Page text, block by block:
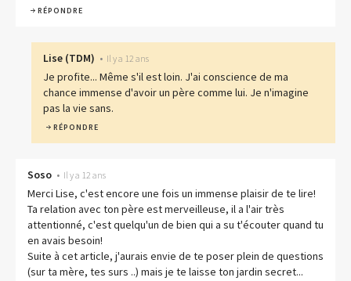
RÉPONDRE
Lise (TDM) • Il y a 12 ans
Je profite... Même s'il est loin. J'ai conscience de ma
chance immense d'avoir un père comme lui. Je n'imagine
pas la vie sans.
RÉPONDRE
Soso • Il y a 12 ans
Merci Lise, c'est encore une fois un immense plaisir de te lire!
Ta relation avec ton père est merveilleuse, il a l'air très
attentionné, c'est quelqu'un de bien qui a su t'écouter quand tu
en avais besoin!
Suite à cet article, j'aurais envie de te poser plein de questions
(sur ta mère, tes surs ..) mais je te laisse ton jardin secret...